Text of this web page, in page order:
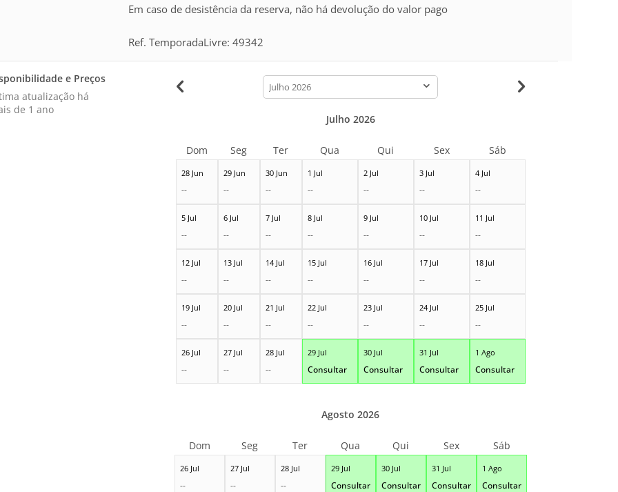
Em caso de desistência da reserva, não há devolução do valor pago
Ref. TemporadaLivre: 49342
e Preços
atualização há
de 1 ano
calendar-
month
28 Jun
--
29 Jun
--
30 Jun
--
1 Jul
--
2 Jul
--
3 Jul
--
4 Jul
--
5 Jul
--
6 Jul
--
7 Jul
--
8 Jul
--
9 Jul
--
10 Jul
--
11 Jul
--
12 Jul
--
13 Jul
--
14 Jul
--
15 Jul
--
16 Jul
--
17 Jul
--
18 Jul
--
19 Jul
--
20 Jul
--
21 Jul
--
22 Jul
--
23 Jul
--
24 Jul
--
25 Jul
--
26 Jul
--
27 Jul
--
28 Jul
--
29 Jul
Consultar
30 Jul
Consultar
31 Jul
Consultar
1 Ago
Consultar
Julho 2026
Dom Seg Ter Qua Qui Sex Sáb
26 Jul
--
27 Jul
--
28 Jul
--
29 Jul
Consultar
30 Jul
Consultar
31 Jul
Consultar
1 Ago
Consultar
Agosto 2026
Dom Seg Ter Qua Qui Sex Sáb